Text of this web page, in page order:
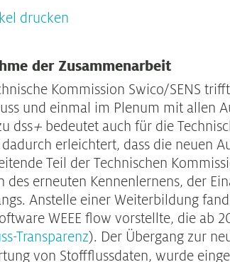
drucken
der Zusammenarbeit
Kommission Swico/SENS
und einmal im Plenum mit allen
dss+ bedeutet auch für die
erleichtert, dass die neuen
Teil der Technischen
des erneuten Kennenlernens, der
Anstelle einer Weiterbildung
WEEE flow vorstellte, die ab
Transparenz). Der Übergang zur
von Stoffflussdaten, wurde